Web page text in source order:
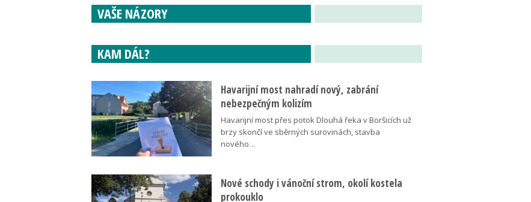
VAŠE NÁZORY
KAM DÁL?
Havarijní most nahradí nový, zabrání
nebezpečným kolizím
Havarijní most přes potok Dlouhá řeka v Boršicích už
brzy skončí ve sběrných surovinách, stavba
nového…
Nové schody i vánoční strom, okolí kostela
prokouklo